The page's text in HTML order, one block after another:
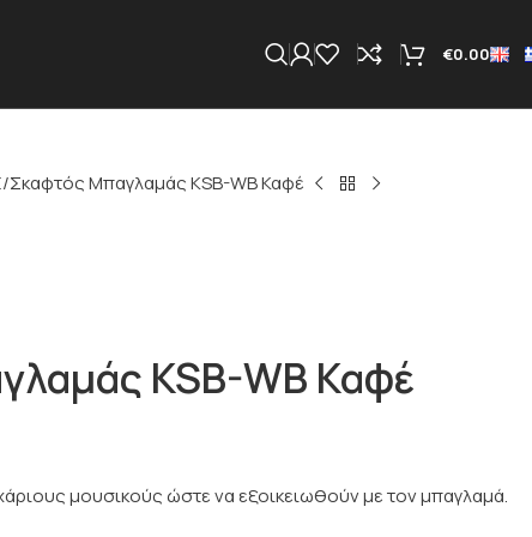
€0.00
Σκαφτός Μπαγλαμάς KSB-WB Καφέ
KSB-WB Καφέ
μουσικούς ώστε να εξοικειωθούν με τον μπαγλαμά.